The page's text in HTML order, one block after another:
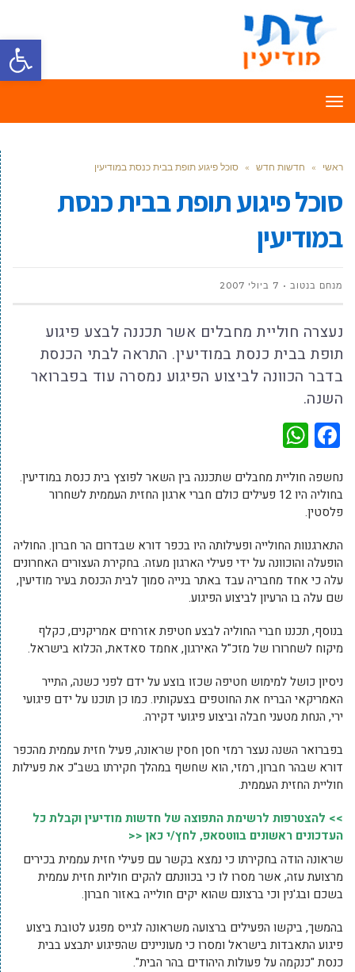
פתח
תפריט
ראשי » חדשות חדש » סוכל פיגוע תופת בבית כנסת במודיעין
סוכל פיגוע תופת בבית כנסת
במודיעין
מנחם בנטוב 7 ביולי 2007
נעצרה חוליית מחבלים אשר תכננה לבצע פיגוע
תופת בבית כנסת במודיעין. התראה לבתי הכנסת
בדבר הכוונה לביצוע הפיגוע נמסרה עוד בפברואר
השנה.
Facebook
נחשפה חוליית מחבלים שתכננה בין השאר לפוצץ בית כנסת במודיעין.
בחוליה היו 12 פעילים כולם חברי ארגון החזית העממית לשחרור
פלסטין.
התארגנוות החולייה ופעילותה היו בכפר דורא שבדרום הר חברון. החוליה
הופעלה והוכוונה על ידי פעילי הארגון מעזה. בחקירת העצורים האחרונים
עלה כי אחד מחבריה עבד באתר בנייה סמוך לבית הכנסת בעיר מודיעין,
שם עלה בו הרעיון לביצוע הפיגוע.
בנוסף, תכננו חברי החוליה לבצע חטיפת אזרחים אמריקנים, כקלף
מיקוח לשחרורו של מזכ"ל האירגון, אחמד סאדאת, הכלוא בישראל.
ניסיון כושל למימוש חטיפה שכזו בוצע על ידם לפני כשנה, התייר
האמריקאי הבריח את החוטפים בצעקותיו. כמו כן תוכנו על ידם פיגועי
ירי, הנחת מטעני חבלה וביצוע פיגועי דקירה.
בפברואר השנה נעצר רמזי חסן חסין שראונה, פעיל חזית עממית מהכפר
דורא שבהר חברון, רמזי, הוא שחשף במהלך חקירתו בשב"כ את פעילות
חוליית החזית העממית.
>> להצטרפות לרשימת התפוצה של חדשות מודיעין וקבלת כל
העדכונים ראשונים בווטסאפ, לחץ/י כאן <<
שראונה הודה בחקירתו כי נמצא בקשר עם פעילי חזית עממית בכירים
מרצועת עזה, אשר מסרו לו כי בכוונתם להקים חוליות חזית עממית
בשכם ובג'נין וכי ברצונם שהוא יקים חולייה באזור חברון.
בהמשך, ביקשו הפעילים ברצועה משראונה לגייס מפגע לטובת ביצוע
פיגוע התאבדות בישראל ומסרו כי מעוניינים שהפיגוע יתבצע בבית
כנסת "כנקמה על פעולות היהודים בהר הבית".